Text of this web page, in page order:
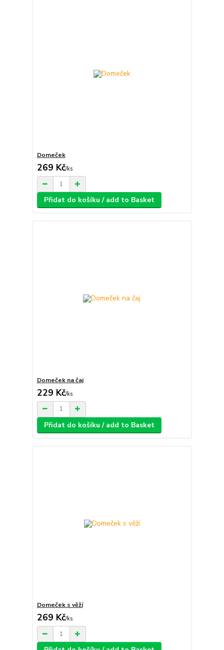
Domeček
269 Kč/ks
Přidat do košíku / add to Basket
Domeček na čaj
229 Kč/ks
Přidat do košíku / add to Basket
Domeček s věží
269 Kč/ks